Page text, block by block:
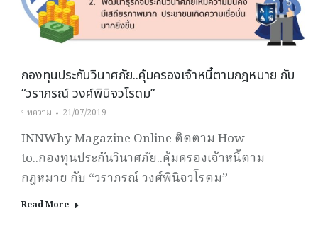
กองทุนประกันวินาศภัย..คุ้มครองเจ้าหนี้ตามกฎหมาย กับ
“วราภรณ์ วงศ์พินิจวโรดม”
บทความ 21/07/2019
INNWhy Magazine Online ติดตาม How
to..กองทุนประกันวินาศภัย..คุ้มครองเจ้าหนี้ตาม
กฎหมาย กับ “วราภรณ์ วงศ์พินิจวโรดม”
Read More